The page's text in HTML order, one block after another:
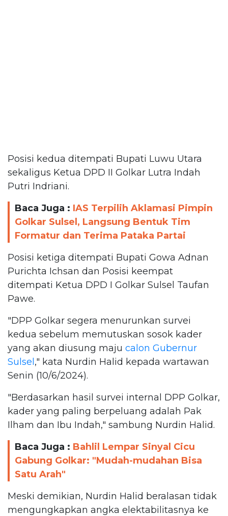
Posisi kedua ditempati Bupati Luwu Utara
sekaligus Ketua DPD II Golkar Lutra Indah
Putri Indriani.
Baca Juga : IAS Terpilih Aklamasi Pimpin
Golkar Sulsel, Langsung Bentuk Tim
Formatur dan Terima Pataka Partai
Posisi ketiga ditempati Bupati Gowa Adnan
Purichta Ichsan dan Posisi keempat
ditempati Ketua DPD I Golkar Sulsel Taufan
Pawe.
"DPP Golkar segera menurunkan survei
kedua sebelum memutuskan sosok kader
yang akan diusung maju calon Gubernur
Sulsel," kata Nurdin Halid kepada wartawan
Senin (10/6/2024).
"Berdasarkan hasil survei internal DPP Golkar,
kader yang paling berpeluang adalah Pak
Ilham dan Ibu Indah," sambung Nurdin Halid.
Baca Juga : Bahlil Lempar Sinyal Cicu
Gabung Golkar: "Mudah-mudahan Bisa
Satu Arah"
Meski demikian, Nurdin Halid beralasan tidak
mengungkapkan angka elektabilitasnya ke